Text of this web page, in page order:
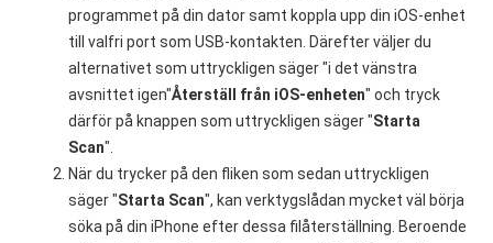
programmet på din dator samt koppla upp din iOS-enhet
till valfri port som USB-kontakten. Därefter väljer du
alternativet som uttryckligen säger "i det vänstra
avsnittet igen"Återställ från iOS-enheten" och tryck
därför på knappen som uttryckligen säger "Starta
Scan".
När du trycker på den fliken som sedan uttryckligen
säger "Starta Scan", kan verktygslådan mycket väl börja
söka på din iPhone efter dessa filåterställning. Beroende